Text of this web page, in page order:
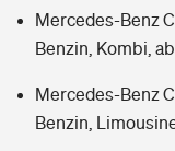
Mercedes-Benz
Benzin, Kombi,
Mercedes-Benz
Benzin,